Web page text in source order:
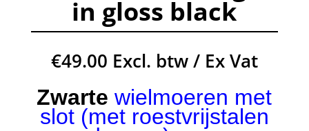
in gloss black
€49.00 Excl. btw / Ex Vat
Zwarte wielmoeren met
slot (met roestvrijstalen